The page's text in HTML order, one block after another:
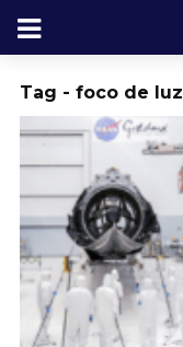
Tag - foco de luz